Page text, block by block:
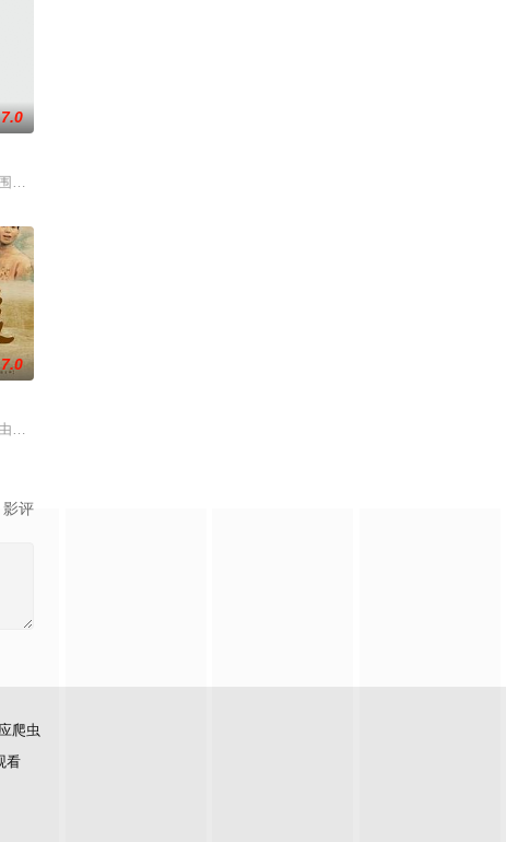
求紧急医疗救助
7.0
绕“废用身”——因瘫痪等原因已无恢复可能的四肢——的治疗方法，而一步步踏
情隔阂，和父亲
何面对现实，能改变他的命运的是谁？什么才是生命
7.0
中共四川省第十一届党代表、第十二届中华慈善奖最具爱心慈善楷模张彦杰老
影评
爬虫
看